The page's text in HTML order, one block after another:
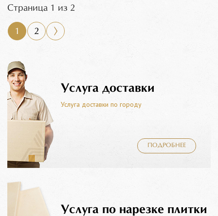
Страница 1 из 2
1 2
Услуга доставки
Услуга доставки по городу
ПОДРОБНЕЕ
Услуга по нарезке плитки